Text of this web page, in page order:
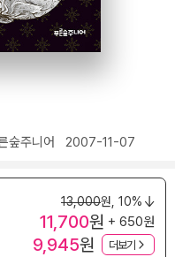
숲주니어 2007-11-07
13,000원, 10%
11,700원 + 650원
9,945원 더보기